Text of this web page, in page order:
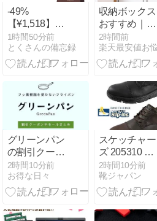
ーショルダー
バッグ※持ち
手付き・縦横
兼用（4762）
-49%
【¥1,518】◤
リンツ チョコ
レートスイー
トモーメント
1時間50分前
とくさんの備忘録
収納ボックス
おすすめ｜ナ
チュラ インボ
ックスでごち
ゃつく小物を
納！
2時間前
グリーンパン
の割引クーポ
ンやセールま
とめ【2026
年】
2時間10分前
お得な日々
スケッチャー
ズ 205310 快
適スリッポン
シューズを徹
底解説
2時間10分前
靴ジャパン